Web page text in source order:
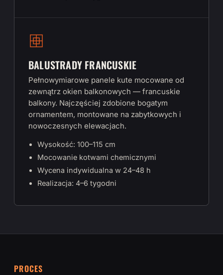
BALUSTRADY FRANCUSKIE
Pełnowymiarowe panele kute mocowane od
zewnątrz okien balkonowych — francuskie
balkony. Najczęściej zdobione bogatym
ornamentem, montowane na zabytkowych i
nowoczesnych elewacjach.
Wysokość: 100–115 cm
Mocowanie kotwami chemicznymi
Wycena indywidualna w 24–48 h
Realizacja: 4–6 tygodni
PROCES